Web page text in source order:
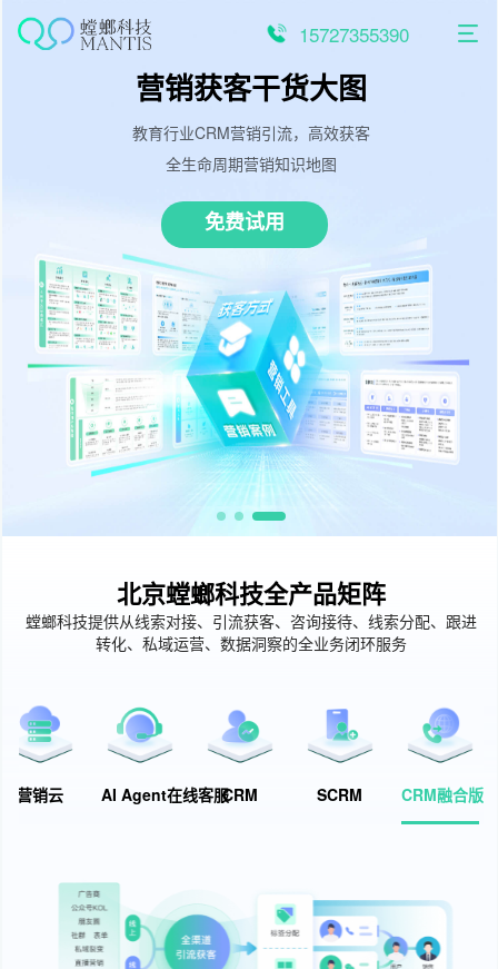
15727355390
营销获客干货大图
教育行业CRM营销引流，高效获客
全生命周期营销知识地图
免费试用
北京螳螂科技全产品矩阵
螳螂科技提供从线索对接、引流获客、咨询接待、线索分配、跟进
转化、私域运营、数据洞察的全业务闭环服务
营销云 AI Agent在线客服CRM SCRM CRM融合版